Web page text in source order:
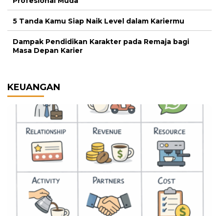
5 Tanda Kamu Siap Naik Level dalam Kariermu
Dampak Pendidikan Karakter pada Remaja bagi
Masa Depan Karier
KEUANGAN